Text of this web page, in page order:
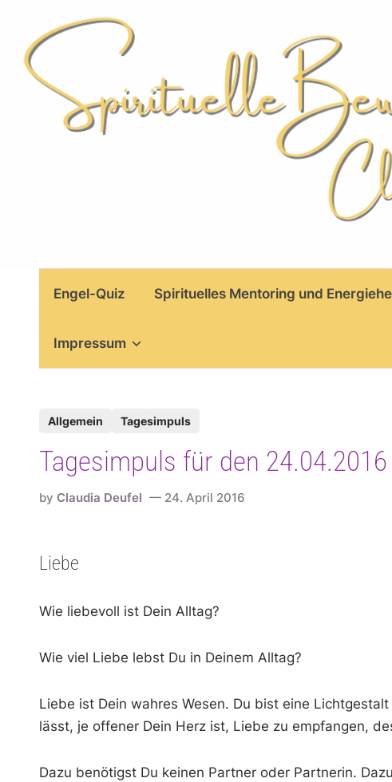
content
Engel-Quiz Spirituelles Mentoring und
Impressum
i
n
Allgemein Tagesimpuls
Tagesimpuls für den 24.04.2016
by Claudia Deufel 24. April 2016
Liebe
Wie liebevoll ist Dein Alltag?
Wie viel Liebe lebst Du in Deinem Alltag?
Liebe ist Dein wahres Wesen. Du bist eine
lässt, je offener Dein Herz ist, Liebe zu empfangen,
Dazu benötigst Du keinen Partner oder Partnerin.